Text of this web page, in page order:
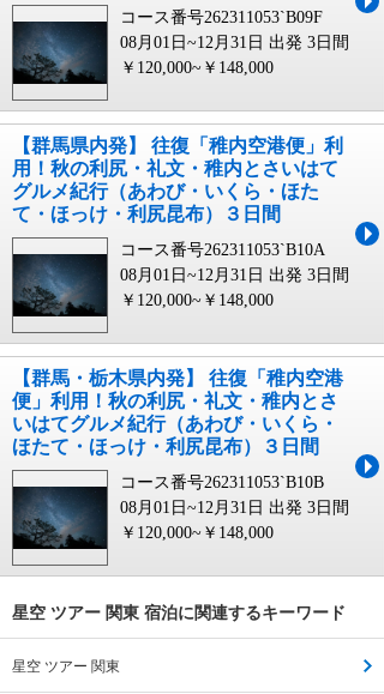
コース番号262311053`B09F
08月01日~12月31日 出発 3日間
￥120,000~￥148,000
【群馬県内発】 往復「稚内空港便」利
用！秋の利尻・礼文・稚内とさいはて
グルメ紀行（あわび・いくら・ほた
て・ほっけ・利尻昆布）３日間
コース番号262311053`B10A
08月01日~12月31日 出発 3日間
￥120,000~￥148,000
【群馬・栃木県内発】 往復「稚内空港
便」利用！秋の利尻・礼文・稚内とさ
いはてグルメ紀行（あわび・いくら・
ほたて・ほっけ・利尻昆布）３日間
コース番号262311053`B10B
08月01日~12月31日 出発 3日間
￥120,000~￥148,000
星空 ツアー 関東 宿泊に関連するキーワード
星空 ツアー 関東